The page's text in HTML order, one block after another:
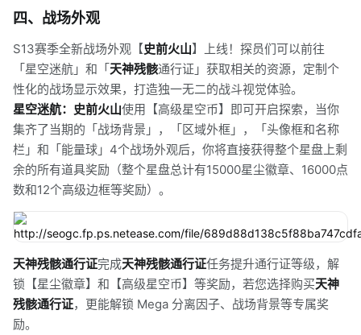
四、战场外观
S13赛季全新战场外观【史前火山】上线！探员们可以前往
「星空迷航」和「天神残骸通行证」获取相关的资源，定制个
性化的战场显示效果，打造独一无二的战斗视觉体验。
星空迷航：史前火山使用【高级星空币】即可开启探索，当你
集齐了当期的「战场背景」，「区域外框」，「头像框和名称
栏」和「能量球」4个战场外观后，你将直接获得整个星盘上剩
余的所有道具奖励（整个星盘总计有15000星尘徽章、16000点
数和12个高级边框等奖励）。
天神残骸通行证完成天神残骸通行证任务提升通行证等级，解
锁【星尘徽章】和【高级星空币】等奖励，若您选择购买天神
残骸通行证，更能解锁 Mega 分离因子、战场背景等专属奖
励。